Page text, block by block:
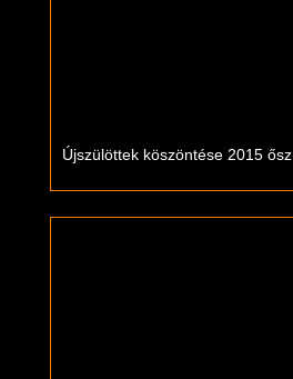
Újszülöttek köszöntése 2015 ősz